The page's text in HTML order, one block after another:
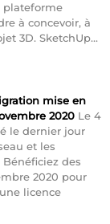
plateforme
à concevoir, à
3D. SketchUp...
mise en
2020 Le 4
le dernier jour
et les
des
2020 pour
licence